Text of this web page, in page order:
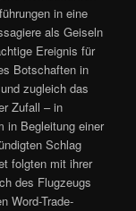
in eine
als Geiseln
Ereignis für
Botschaften in
zugleich das
Zufall – in
in Begleitung einer
Schlag
folgten mit ihrer
des Flugzeugs
Word-Trade-